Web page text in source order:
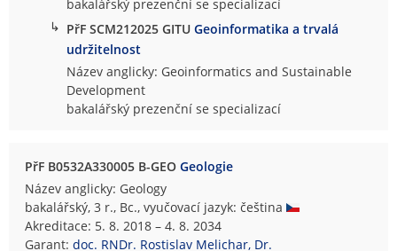
bakalářský prezenční se specializací
↳ PřF SCM212025 GITUGeoinformatika a trvalá
udržitelnost
Název anglicky: Geoinformatics and Sustainable
Development
bakalářský prezenční se specializací
PřF B0532A330005 B-GEOGeologie
Název anglicky: Geology
bakalářský, 3 r., Bc., vyučovací jazyk: čeština
Akreditace: 5. 8. 2018 – 4. 8. 2034
Garant:doc. RNDr. Rostislav Melichar, Dr.